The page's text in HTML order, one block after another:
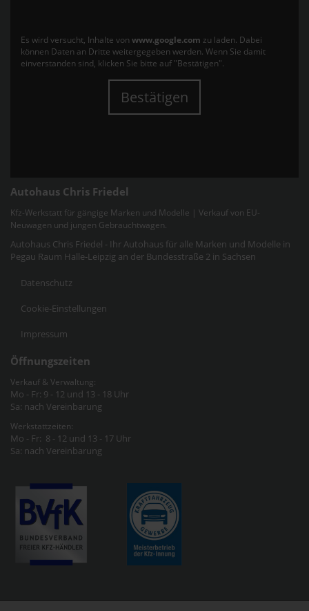
Es wird versucht, Inhalte von www.google.com zu laden. Dabei
können Daten an Dritte weitergegeben werden. Wenn Sie damit
einverstanden sind, klicken Sie bitte auf "Bestätigen".
Bestätigen
Autohaus Chris Friedel
Kfz-Werkstatt für gängige Marken und Modelle | Verkauf von EU-
Neuwagen und jungen Gebrauchtwagen.
Autohaus Chris Friedel - Ihr Autohaus für alle Marken und Modelle in
Pegau Raum Halle-Leipzig an der Bundesstraße 2 in Sachsen
Datenschutz
Cookie-Einstellungen
Impressum
Öffnungszeiten
Verkauf & Verwaltung:
Mo - Fr: 9 - 12 und 13 - 18 Uhr
Sa: nach Vereinbarung
Werkstattzeiten:
Mo - Fr: 8 - 12 und 13 - 17 Uhr
Sa: nach Vereinbarung